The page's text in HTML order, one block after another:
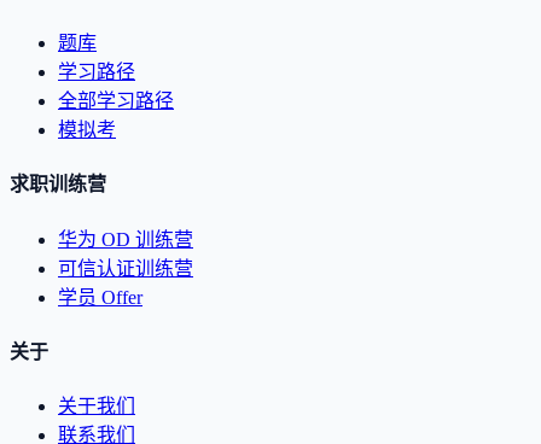
题库
学习路径
全部学习路径
模拟考
求职训练营
华为 OD 训练营
可信认证训练营
学员 Offer
关于
关于我们
联系我们